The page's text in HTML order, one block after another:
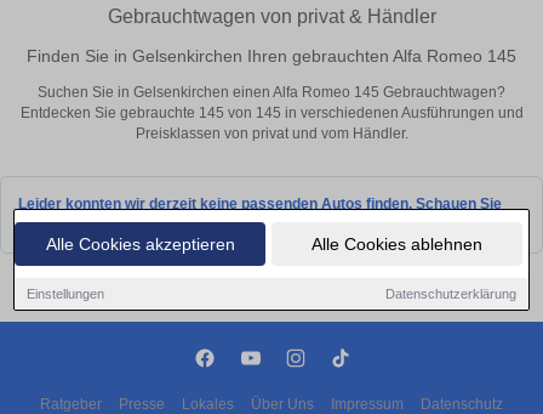
Alle Cookies akzeptieren Alle Cookies ablehnen
Einstellungen Datenschutzerklärung
Gebrauchtwagen von privat & Händler
Finden Sie in Gelsenkirchen Ihren gebrauchten Alfa Romeo 145
Suchen Sie in Gelsenkirchen einen Alfa Romeo 145 Gebrauchtwagen?
Entdecken Sie gebrauchte 145 von 145 in verschiedenen Ausführungen und
Preisklassen von privat und vom Händler.
Leider konnten wir derzeit keine passenden Autos finden. Schauen Sie
bald wieder vorbei!
Ratgeber Presse Lokales Über Uns Impressum Datenschutz